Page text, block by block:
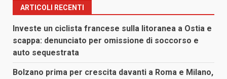
ARTICOLI RECENTI
Investe un ciclista francese sulla litoranea a Ostia e
scappa: denunciato per omissione di soccorso e
auto sequestrata
Bolzano prima per crescita davanti a Roma e Milano,